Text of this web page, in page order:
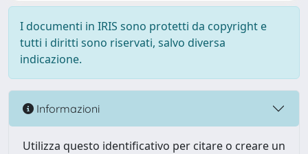
I documenti in IRIS sono protetti da copyright e
tutti i diritti sono riservati, salvo diversa
indicazione.
Informazioni
Utilizza questo identificativo per citare o creare un